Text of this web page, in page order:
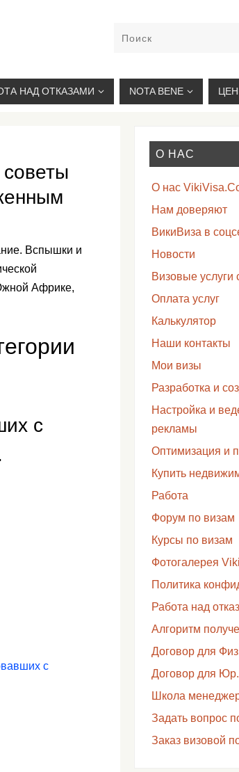
03-33, VISA@VIKIVISA.RU
НАД ОТКАЗАМИ NOTA BENE
Вспышки и
Африке,
с
с
О НАС
О нас
Нам доверяют
ВикиВиза в
Новости
Визовые услуги
Оплата услуг
Калькулятор
Наши контакты
Мои визы
Разработка и
Настройка и
рекламы
Оптимизация и
Купить
Работа
Форум по визам
Курсы по визам
Фотогалерея
Политика
Работа над
Алгоритм
Договор для
Договор для
Школа
Задать вопрос
Заказ визовой